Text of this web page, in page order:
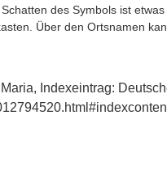
des Symbols ist
Über den Ortsnamen
Indexeintrag: